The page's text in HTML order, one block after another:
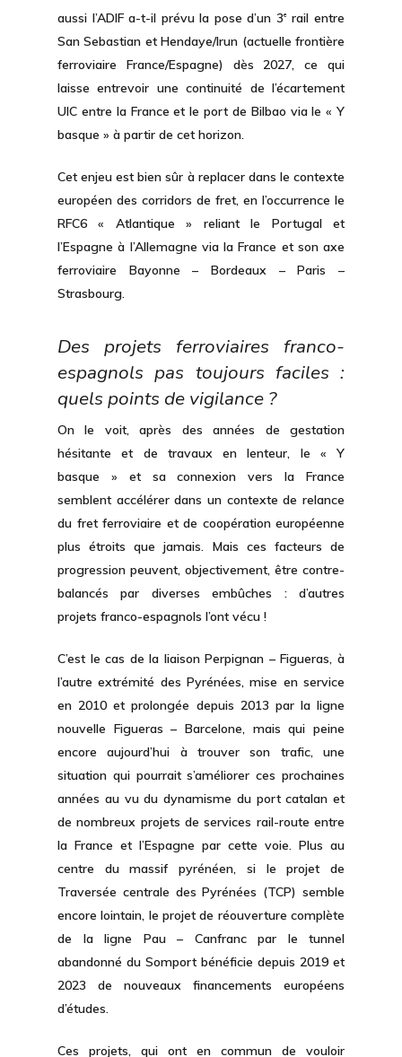
aussi l’ADIF a-t-il prévula pose d’un 3e rail entre
San Sebastian et Hendaye/Irun (actuelle frontière
ferroviaire France/Espagne) dès 2027, ce qui
laisse entrevoir une continuité de l’écartement
UIC entre la France et le port de Bilbao via le « Y
basque » à partir de cet horizon.
Cet enjeu est bien sûr à replacer dans le contexte
européen des corridors de fret, en l’occurrence le
RFC6 « Atlantique » reliant le Portugal et
l’Espagne à l’Allemagne via la France et son axe
ferroviaire Bayonne – Bordeaux – Paris –
Strasbourg.
Des projets ferroviaires franco-
espagnols pas toujours faciles :
quels points de vigilance ?
On le voit, après des années de gestation
hésitante et de travaux en lenteur, le « Y
basque » et sa connexion vers la France
semblent accélérer dans un contexte de relance
du fret ferroviaire et de coopération européenne
plus étroits que jamais. Mais ces facteurs de
progression peuvent, objectivement, être contre-
balancés par diverses embûches : d’autres
projets franco-espagnols l’ont vécu !
C’est le cas de la liaison Perpignan – Figueras, à
l’autre extrémité des Pyrénées, mise en service
en 2010 et prolongée depuis 2013 par la ligne
nouvelle Figueras – Barcelone, mais qui peine
encore aujourd’hui à trouver son trafic, une
situation qui pourrait s’améliorer ces prochaines
années au vu du dynamisme du port catalan et
de nombreux projets de services rail-route entre
la France et l’Espagne par cette voie. Plus au
centre du massif pyrénéen, si le projet de
Traversée centrale des Pyrénées (TCP) semble
encore lointain, le projet de réouverture complète
de la ligne Pau – Canfranc par le tunnel
abandonné du Somport bénéficie depuis 2019 et
2023 de nouveaux financements européens
d’études.
Ces projets, qui ont en commun de vouloir